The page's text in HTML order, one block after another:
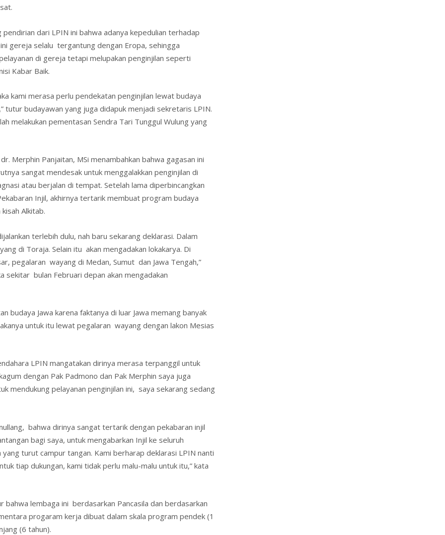
dari LPIN ini bahwa adanya kepedulian terhadap
gereja selalu tergantung dengan Eropa, sehingga
di gereja tetapi melupakan penginjilan seperti
Kabar Baik.
kami merasa perlu pendekatan penginjilan lewat budaya
budayawan yang juga didapuk menjadi sekretaris LPIN.
melakukan pementasan Sendra Tari Tunggul Wulung yang
Merphin Panjaitan, MSi menambahkan bahwa gagasan ini
sangat mendesak untuk menggalakkan penginjilan di
atau berjalan di tempat. Setelah lama diperbincangkan
Injil, akhirnya tertarik membuat program budaya
Alkitab.
terlebih dulu, nah baru sekarang deklarasi. Dalam
di Toraja. Selain itu akan mengadakan lokakarya. Di
pegalaran wayang di Medan, Sumut dan Jawa Tengah,”
sekitar bulan Februari depan akan mengadakan
budaya Jawa karena faktanya di luar Jawa memang banyak
untuk itu lewat pegalaran wayang dengan lakon Mesias
LPIN mangatakan dirinya merasa terpanggil untuk
dengan Pak Padmono dan Pak Merphin saya juga
mendukung pelayanan penginjilan ini, saya sekarang sedang
bahwa dirinya sangat tertarik dengan pekabaran injil
bagi saya, untuk mengabarkan Injil ke seluruh
turut campur tangan. Kami berharap deklarasi LPIN nanti
tiap dukungan, kami tidak perlu malu-malu untuk itu,” kata
lembaga ini berdasarkan Pancasila dan berdasarkan
progaram kerja dibuat dalam skala program pendek (1
(6 tahun).